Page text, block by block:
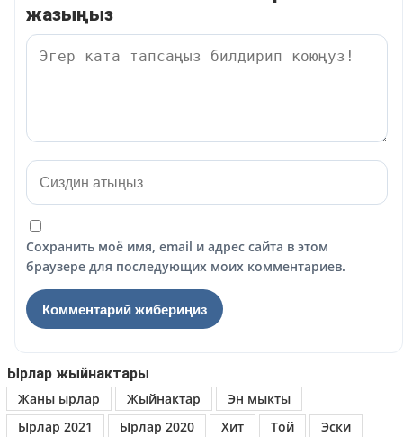
жазыңыз
Сохранить моё имя, email и адрес сайта в этом
браузере для последующих моих комментариев.
Ырлар жыйнактары
Жаны ырлар
Жыйнактар
Эн мыкты
Ырлар 2021
Ырлар 2020 Хит Той Эски